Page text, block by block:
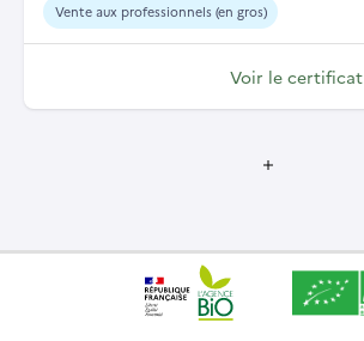
Vente aux professionnels (en gros)
Voir le certificat